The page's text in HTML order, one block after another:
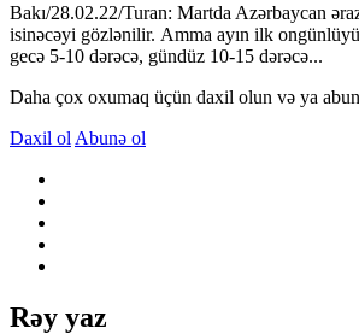
Bakı/28.02.22/Turan: Martda Azərbaycan
isinəcəyi gözlənilir. Amma ayın ilk
gecə 5-10 dərəcə, gündüz 10-15 dərəcə...
Daha çox oxumaq üçün daxil olun və ya
Daxil ol Abunə ol
Rəy yaz